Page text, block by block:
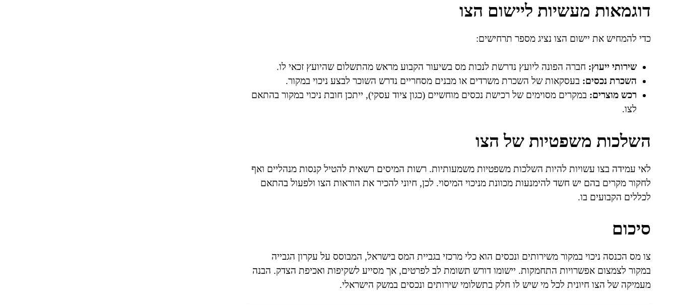
דוגמאות מעשיות ליישום הצו
כדי להמחיש את יישום הצו נציג מספר תרחישים:
שירותי ייעוץ: חברה הפונה ליועץ נדרשת לנכות מס בשיעור הקבוע מראש מהתשלום שהיועץ זכאי לו.
השכרת נכסים: בעסקאות של השכרת משרדים או מבנים מסחריים נדרש השוכר לבצע ניכוי במקור.
רכש מוצרים: במקרים מסוימים של רכישת נכסים מוחשיים (כגון ציוד עסקי), ייתכן חובת ניכוי במקור בהתאם
לצו.
השלכות משפטיות של הצו
לאי עמידה בצו עשויות להיות השלכות משפטיות משמעותיות. רשות המיסים רשאית להטיל קנסות מנהליים ואף
לחקור מקרים בהם יש חשד להימנעות מכוונת מניכוי המיסוי. לכן, חיוני להכיר את הוראות הצו ולפעול בהתאם
לכללים הקבועים בו.
סיכום
צו מס הכנסה ניכוי במקור משירותים ונכסים הוא כלי מרכזי בגביית המס בישראל, המבוסס על עקרון הגבייה
במקור לצמצום אפשרויות התחמקות. יישומו דורש תשומת לב לפרטים, אך מסייע לשקיפות ואכיפת הצדק. הבנה
מעמיקה של הצו חיונית לכל מי שיש לו חלק בתשלומי שירותים ונכסים במשק הישראלי.